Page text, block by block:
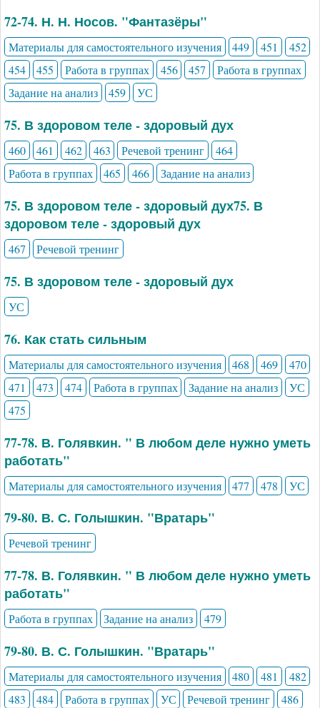
72-74. Н. Н. Носов. "Фантазёры"
Материалы для самостоятельного изучения 449 451
452
454
455 Работа в группах 456 457
Работа в группах
Задание на анализ
459 УС
75. В здоровом теле - здоровый дух
460 461 462 463 Речевой тренинг
464
Работа в группах
465 466 Задание на анализ
75. В здоровом теле - здоровый дух75. В
здоровом теле - здоровый дух
467 Речевой тренинг
75. В здоровом теле - здоровый дух
УС
76. Как стать сильным
Материалы для самостоятельного изучения 468 469
470
471
473 474 Работа в группах Задание на анализ
УС
475
77-78. В. Голявкин. " В любом деле нужно уметь
работать"
Материалы для самостоятельного изучения 477 478 УС
79-80. В. С. Голышкин. "Вратарь"
Речевой тренинг
77-78. В. Голявкин. " В любом деле нужно уметь
работать"
Работа в группах Задание на анализ 479
79-80. В. С. Голышкин. "Вратарь"
Материалы для самостоятельного изучения 480 481
482
483
484 Работа в группах УС Речевой тренинг
486